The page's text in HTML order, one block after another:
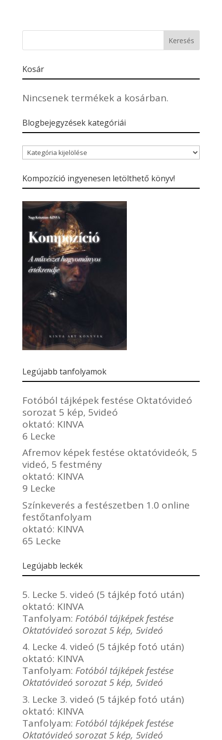
Kosár
Nincsenek termékek a kosárban.
Blogbejegyzések kategóriái
Blogbejegyzések
kategóriái
Kompozíció ingyenesen letölthető könyv!
Legújabb tanfolyamok
Fotóból tájképek festése Oktatóvideó
sorozat 5 kép, 5videó
oktató: KINVA
6 Lecke
Afremov képek festése oktatóvideók, 5
videó, 5 festmény
oktató: KINVA
9 Lecke
Színkeverés a festészetben 1.0 online
festőtanfolyam
oktató: KINVA
65 Lecke
Legújabb leckék
5. Lecke 5. videó (5 tájkép fotó után)
oktató: KINVA
Tanfolyam: Fotóból tájképek festése
Oktatóvideó sorozat 5 kép, 5videó
4. Lecke 4. videó (5 tájkép fotó után)
oktató: KINVA
Tanfolyam: Fotóból tájképek festése
Oktatóvideó sorozat 5 kép, 5videó
3. Lecke 3. videó (5 tájkép fotó után)
oktató: KINVA
Tanfolyam: Fotóból tájképek festése
Oktatóvideó sorozat 5 kép, 5videó